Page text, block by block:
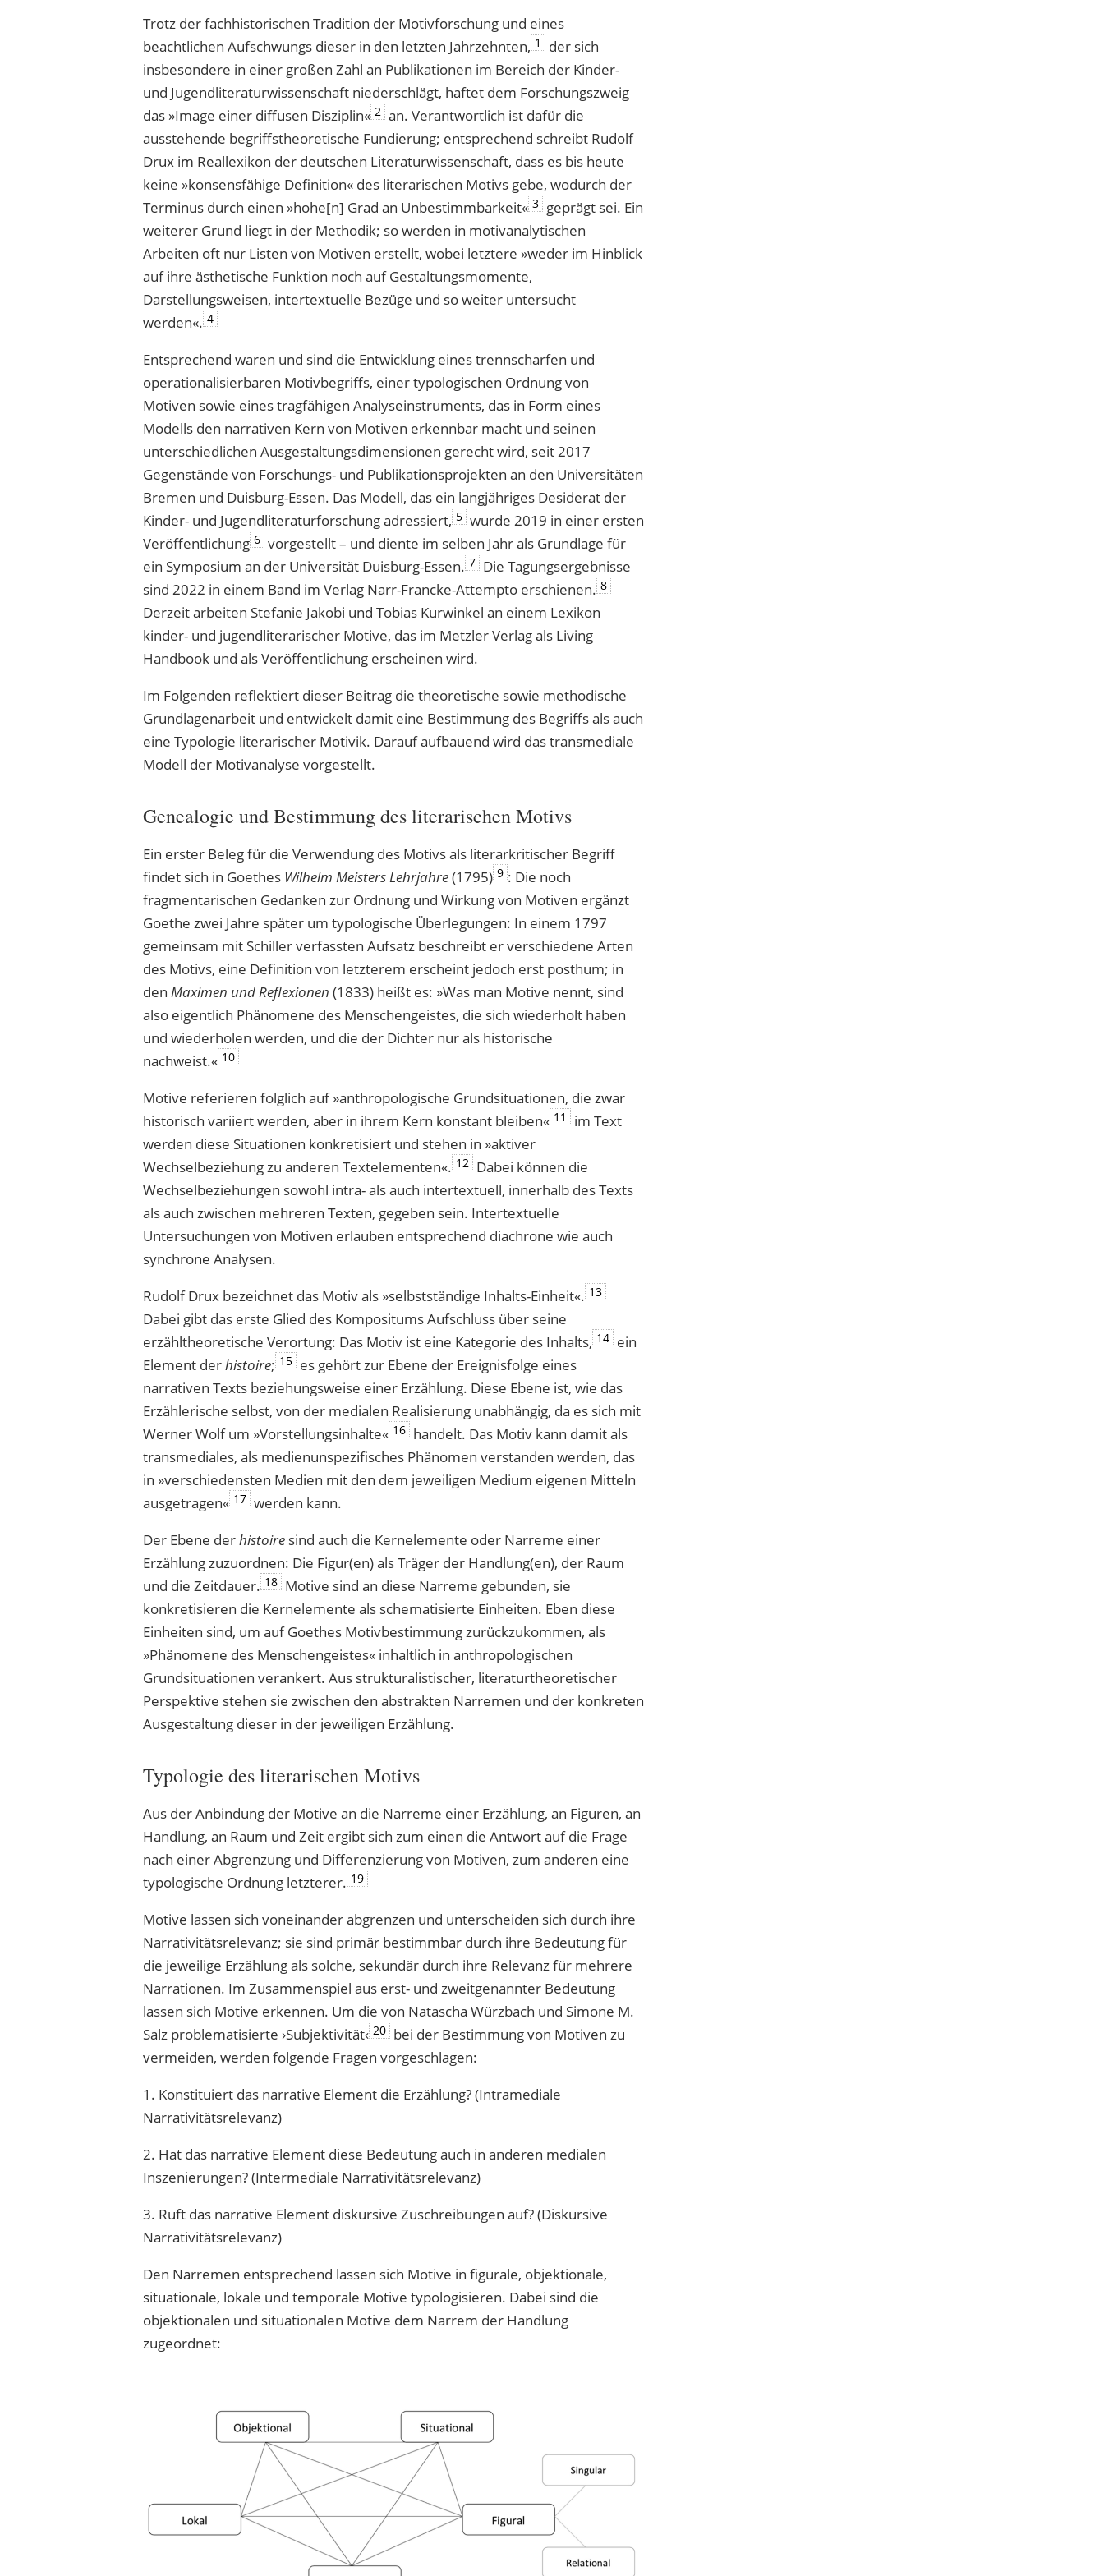
Trotz der fachhistorischen Tradition der Motivforschung und eines
beachtlichen Aufschwungs dieser in den letzten Jahrzehnten, 1
der sich
insbesondere in einer großen Zahl an Publikationen im Bereich der Kinder-
und Jugendliteraturwissenschaft niederschlägt, haftet dem Forschungszweig
das »Image einer diffusen Disziplin« 2 an. Verantwortlich ist dafür die
ausstehende begriffstheoretische Fundierung; entsprechend schreibt Rudolf
Drux im Reallexikon der deutschen Literaturwissenschaft, dass es bis heute
keine »konsensfähige Definition« des literarischen Motivs gebe, wodurch der
Terminus durch einen »hohe[n] Grad an Unbestimmbarkeit« 3 geprägt sei. Ein
weiterer Grund liegt in der Methodik; so werden in motivanalytischen
Arbeiten oft nur Listen von Motiven erstellt, wobei letztere »weder im Hinblick
auf ihre ästhetische Funktion noch auf Gestaltungsmomente,
Darstellungsweisen, intertextuelle Bezüge und so weiter untersucht
werden«. 4
Entsprechend waren und sind die Entwicklung eines trennscharfen und
operationalisierbaren Motivbegriffs, einer typologischen Ordnung von
Motiven sowie eines tragfähigen Analyseinstruments, das in Form eines
Modells den narrativen Kern von Motiven erkennbar macht und seinen
unterschiedlichen Ausgestaltungsdimensionen gerecht wird, seit 2017
Gegenstände von Forschungs- und Publikationsprojekten an den Universitäten
Bremen und Duisburg-Essen. Das Modell, das ein langjähriges Desiderat der
Kinder- und Jugendliteraturforschung adressiert, 5 wurde 2019 in einer ersten
Veröffentlichung 6 vorgestellt – und diente im selben Jahr als Grundlage für
ein Symposium an der Universität Duisburg-Essen. 7 Die Tagungsergebnisse
sind 2022 in einem Band im Verlag Narr-Francke-Attempto erschienen. 8
Derzeit arbeiten Stefanie Jakobi und Tobias Kurwinkel an einem Lexikon
kinder- und jugendliterarischer Motive, das im Metzler Verlag als Living
Handbook und als Veröffentlichung erscheinen wird.
Im Folgenden reflektiert dieser Beitrag die theoretische sowie methodische
Grundlagenarbeit und entwickelt damit eine Bestimmung des Begriffs als auch
eine Typologie literarischer Motivik. Darauf aufbauend wird das transmediale
Modell der Motivanalyse vorgestellt.
Genealogie und Bestimmung des literarischen Motivs
Ein erster Beleg für die Verwendung des Motivs als literarkritischer Begriff
findet sich in Goethes Wilhelm Meisters Lehrjahre(1795) 9 : Die noch
fragmentarischen Gedanken zur Ordnung und Wirkung von Motiven ergänzt
Goethe zwei Jahre später um typologische Überlegungen: In einem 1797
gemeinsam mit Schiller verfassten Aufsatz beschreibt er verschiedene Arten
des Motivs, eine Definition von letzterem erscheint jedoch erst posthum; in
den Maximen und Reflexionen (1833) heißt es: »Was man Motive nennt, sind
also eigentlich Phänomene des Menschengeistes, die sich wiederholt haben
und wiederholen werden, und die der Dichter nur als historische
nachweist.« 10
Motive referieren folglich auf »anthropologische Grundsituationen, die zwar
histo­risch variiert werden, aber in ihrem Kern konstant bleiben« 11
im Text
werden diese Situationen konkretisiert und stehen in »aktiver
Wechselbeziehung zu anderen Text­elementen«. 12 Dabei können die
Wechselbeziehungen sowohl intra- als auch intertextuell, innerhalb des Texts
als auch zwischen mehreren Texten, gegeben sein. Intertextuelle
Untersuchungen von Motiven erlauben entsprechend diachrone wie auch
synchrone Analysen.
Rudolf Drux bezeichnet das Motiv als »selbstständige Inhalts-Einheit«. 13
Dabei gibt das erste Glied des Kompositums Aufschluss über seine
erzähltheoretische Verortung: Das Motiv ist eine Kategorie des Inhalts, 14 ein
Element derhistoire; 15 es gehört zur Ebene der Ereignisfolge eines
narrativen Texts beziehungsweise einer Erzählung. Diese Ebene ist, wie das
Erzählerische selbst, von der medialen Realisierung unabhängig, da es sich mit
Werner Wolf um »Vorstellungsinhalte« 16 handelt. Das Motiv kann damit als
transmediales, als medienunspezifisches Phänomen verstanden werden, das
in »verschiedensten Medien mit den dem jeweiligen Medium eigenen Mitteln
ausgetragen« 17 werden kann.
Der Ebene derhistoire sind auch die Kernelemente oder Narreme einer
Erzählung zuzuordnen: Die Figur(en) als Träger der Handlung(en), der Raum
und die Zeitdauer. 18 Motive sind an diese Narreme gebunden, sie
konkretisieren die Kernelemente als schematisierte Einheiten. Eben diese
Einheiten sind, um auf Goethes Motivbestimmung zurückzukommen, als
»Phänomene des Menschengeistes« inhaltlich in anthropologischen
Grundsituationen verankert. Aus strukturalistischer, literaturtheoretischer
Perspektive stehen sie zwischen den abstrakten Narremen und der konkreten
Ausgestaltung dieser in der jeweiligen Erzählung.
Typologie des literarischen Motivs
Aus der Anbindung der Motive an die Narreme einer Erzählung, an Figuren, an
Handlung, an Raum und Zeit ergibt sich zum einen die Antwort auf die Frage
nach einer Abgrenzung und Differenzierung von Motiven, zum anderen eine
typologische Ordnung letzterer. 19
Motive lassen sich voneinander abgrenzen und unterscheiden sich durch ihre
Narrativitätsrelevanz; sie sind primär bestimmbar durch ihre Bedeutung für
die jeweilige Erzählung als solche, sekundär durch ihre Relevanz für mehrere
Narrationen. Im Zusammenspiel aus erst- und zweitgenannter Bedeutung
lassen sich Motive erkennen. Um die von Natascha Würzbach und Simone M.
Salz problematisierte ›Subjektivität‹ 20 bei der Bestimmung von Motiven zu
vermeiden, werden folgende Fragen vorgeschlagen:
1. Konstituiert das narrative Element die Erzählung? (Intramediale
Narrativitätsrelevanz)
2. Hat das narrative Element diese Bedeutung auch in anderen medialen
Inszenierungen? (Intermediale Narrativitätsrelevanz)
3. Ruft das narrative Element diskursive Zuschreibungen auf? (Diskursive
Narrativitätsrelevanz)
Den Narremen entsprechend lassen sich Motive in figurale, objektionale,
situationale, lokale und temporale Motive typologisieren. Dabei sind die
objektionalen und situationalen Motive dem Narrem der Handlung
zugeordnet: